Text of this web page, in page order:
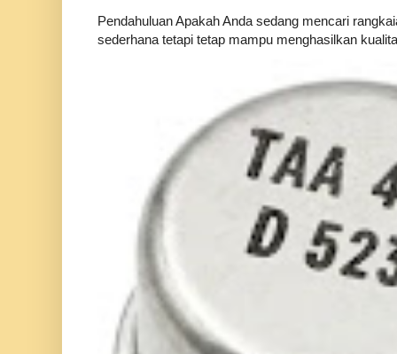
Pendahuluan Apakah Anda sedang mencari
sederhana tetapi tetap mampu menghasilkan